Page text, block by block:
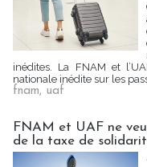
inédites. La FNAM et
nationale inédite sur les
fnam, uaf
FNAM et UAF ne
de la taxe de